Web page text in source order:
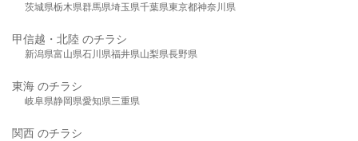
茨城県栃木県群馬県埼玉県千葉県東京都神奈川県
甲信越・北陸 のチラシ
新潟県富山県石川県福井県山梨県長野県
東海 のチラシ
岐阜県静岡県愛知県三重県
関西 のチラシ